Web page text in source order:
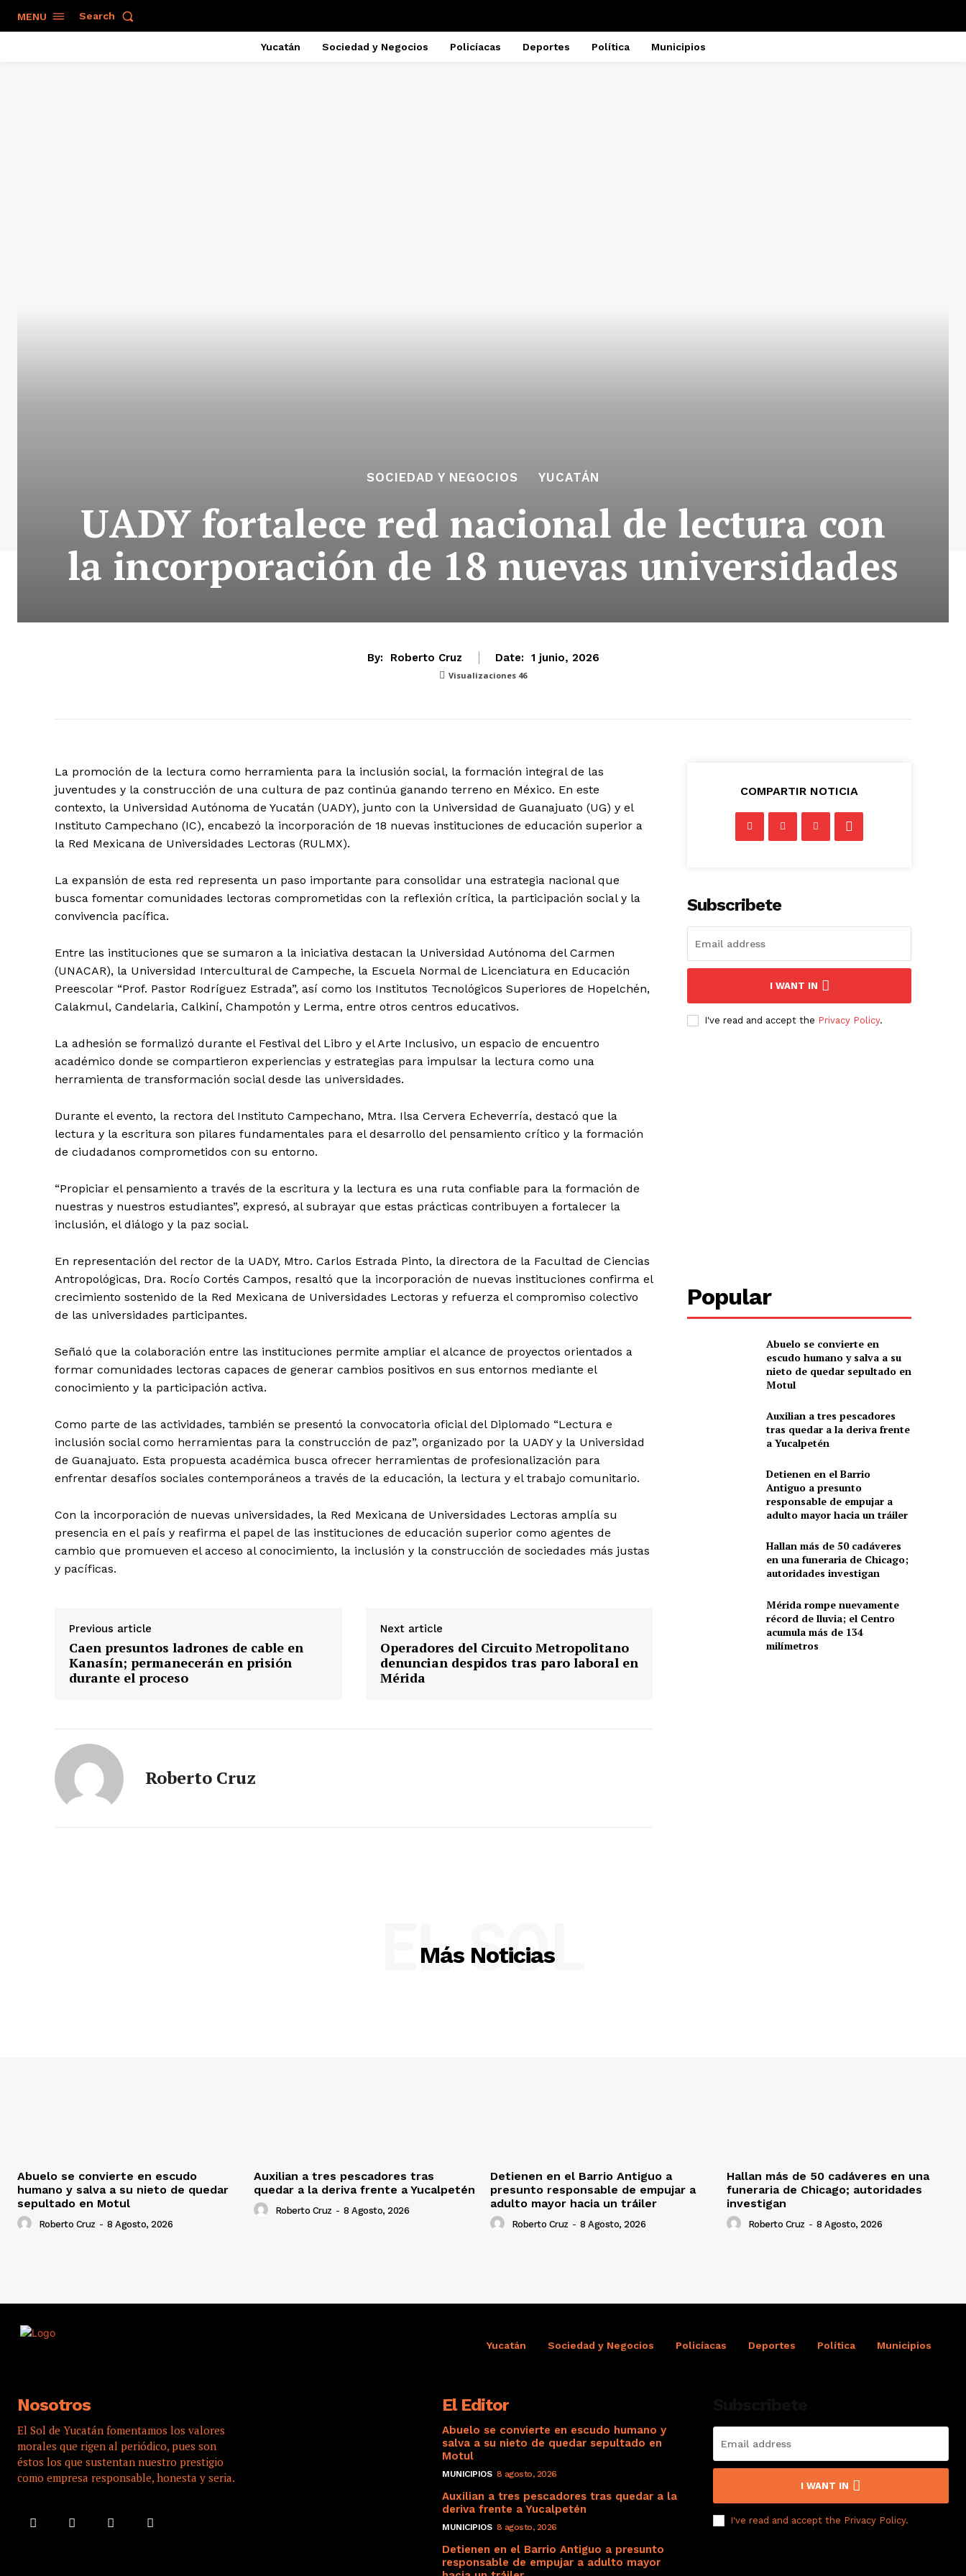
Periodico el Sol de
SUBSCRIBE NOW
Menú
Yucatán
MENU Search
Yucatán Sociedad y Negocios Policíacas Deportes Política Municipios
SOCIEDAD Y NEGOCIOS YUCATÁN
UADY fortalece red nacional de lectura con
la incorporación de 18 nuevas universidades
By: Roberto Cruz Date: 1 junio, 2026
Visualizaciones 46
La promoción de la lectura como herramienta para la inclusión social, la formación integral de las
juventudes y la construcción de una cultura de paz continúa ganando terreno en México. En este
contexto, la Universidad Autónoma de Yucatán (UADY), junto con la Universidad de Guanajuato (UG) y el
Instituto Campechano (IC), encabezó la incorporación de 18 nuevas instituciones de educación superior a
la Red Mexicana de Universidades Lectoras (RULMX).
La expansión de esta red representa un paso importante para consolidar una estrategia nacional que
busca fomentar comunidades lectoras comprometidas con la reflexión crítica, la participación social y la
convivencia pacífica.
Entre las instituciones que se sumaron a la iniciativa destacan la Universidad Autónoma del Carmen
(UNACAR), la Universidad Intercultural de Campeche, la Escuela Normal de Licenciatura en Educación
Preescolar “Prof. Pastor Rodríguez Estrada”, así como los Institutos Tecnológicos Superiores de Hopelchén,
Calakmul, Candelaria, Calkiní, Champotón y Lerma, entre otros centros educativos.
La adhesión se formalizó durante el Festival del Libro y el Arte Inclusivo, un espacio de encuentro
académico donde se compartieron experiencias y estrategias para impulsar la lectura como una
herramienta de transformación social desde las universidades.
Durante el evento, la rectora del Instituto Campechano, Mtra. Ilsa Cervera Echeverría, destacó que la
lectura y la escritura son pilares fundamentales para el desarrollo del pensamiento crítico y la formación
de ciudadanos comprometidos con su entorno.
“Propiciar el pensamiento a través de la escritura y la lectura es una ruta confiable para la formación de
nuestras y nuestros estudiantes”, expresó, al subrayar que estas prácticas contribuyen a fortalecer la
inclusión, el diálogo y la paz social.
En representación del rector de la UADY, Mtro. Carlos Estrada Pinto, la directora de la Facultad de Ciencias
Antropológicas, Dra. Rocío Cortés Campos, resaltó que la incorporación de nuevas instituciones confirma el
crecimiento sostenido de la Red Mexicana de Universidades Lectoras y refuerza el compromiso colectivo
de las universidades participantes.
Señaló que la colaboración entre las instituciones permite ampliar el alcance de proyectos orientados a
formar comunidades lectoras capaces de generar cambios positivos en sus entornos mediante el
conocimiento y la participación activa.
Como parte de las actividades, también se presentó la convocatoria oficial del Diplomado “Lectura e
inclusión social como herramientas para la construcción de paz”, organizado por la UADY y la Universidad
de Guanajuato. Esta propuesta académica busca ofrecer herramientas de profesionalización para
enfrentar desafíos sociales contemporáneos a través de la educación, la lectura y el trabajo comunitario.
Con la incorporación de nuevas universidades, la Red Mexicana de Universidades Lectoras amplía su
presencia en el país y reafirma el papel de las instituciones de educación superior como agentes de
cambio que promueven el acceso al conocimiento, la inclusión y la construcción de sociedades más justas
y pacíficas.
Previous article
Caen presuntos ladrones de cable en
Kanasín; permanecerán en prisión
durante el proceso
Next article
Operadores del Circuito Metropolitano
denuncian despidos tras paro laboral en
Mérida
Roberto Cruz
COMPARTIR NOTICIA
Subscribete
I WANT IN
I've read and accept the Privacy Policy.
Popular
Abuelo se convierte en
escudo humano y salva a su
nieto de quedar sepultado en
Motul
Auxilian a tres pescadores
tras quedar a la deriva frente
a Yucalpetén
Detienen en el Barrio
Antiguo a presunto
responsable de empujar a
adulto mayor hacia un tráiler
Hallan más de 50 cadáveres
en una funeraria de Chicago;
autoridades investigan
Mérida rompe nuevamente
récord de lluvia; el Centro
acumula más de 134
milímetros
Más Noticias
EL SOL
Abuelo se convierte en escudo
humano y salva a su nieto de quedar
sepultado en Motul
Roberto Cruz - 8 Agosto, 2026
Auxilian a tres pescadores tras
quedar a la deriva frente a Yucalpetén
Roberto Cruz - 8 Agosto, 2026
Detienen en el Barrio Antiguo a
presunto responsable de empujar a
adulto mayor hacia un tráiler
Roberto Cruz - 8 Agosto, 2026
Hallan más de 50 cadáveres en una
funeraria de Chicago; autoridades
investigan
Roberto Cruz - 8 Agosto, 2026
Yucatán Sociedad y Negocios Policíacas Deportes Política Municipios
Nosotros
El Sol de Yucatán fomentamos los valores
morales que rigen al periódico, pues son
éstos los que sustentan nuestro prestigio
como empresa responsable, honesta y seria.
El Editor
Abuelo se convierte en escudo humano y
salva a su nieto de quedar sepultado en
Motul
MUNICIPIOS 8 agosto, 2026
Auxilian a tres pescadores tras quedar a la
deriva frente a Yucalpetén
MUNICIPIOS 8 agosto, 2026
Detienen en el Barrio Antiguo a presunto
responsable de empujar a adulto mayor
I WANT IN
I've read and accept the Privacy Policy.